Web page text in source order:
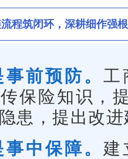
程筑闭环，深耕细作强
事前预防。工
保险知识，
患，提出改
中保障。 建